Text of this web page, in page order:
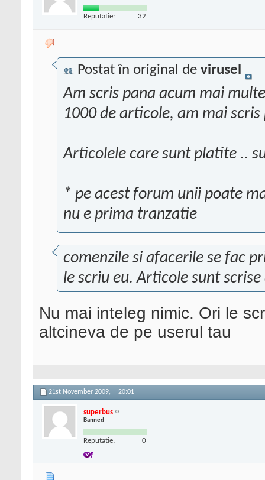
Reputatie: 32
Postat în original de virusel
Am scris pana acum mai
1000 de articole, am mai
Articolele care sunt platite ..
* pe acest forum unii poate
nu e prima tranzatie
comenzile si afacerile se fac
le scriu eu. Articole sunt
Nu mai inteleg nimic. Ori le
altcineva de pe userul tau
21st November 2009, 20:01
superbus
Banned
Reputatie: 0